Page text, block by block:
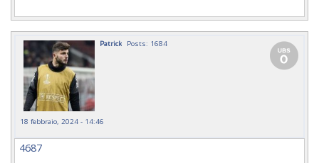
Patrick Posts: 1684
18 febbraio, 2024 - 14:46
4687